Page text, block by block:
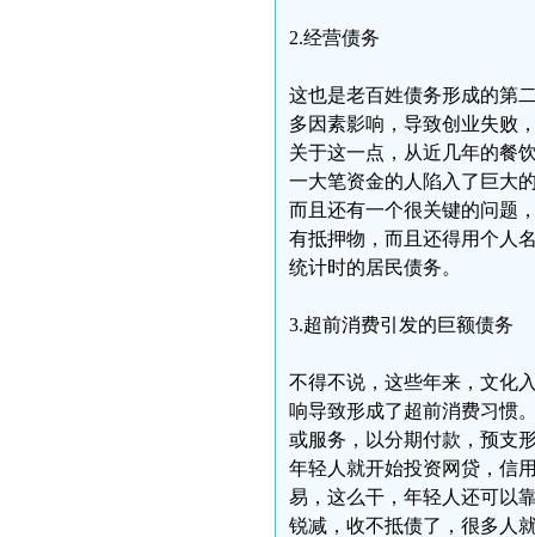
2.经营债务
这也是老百姓债务形成的第
多因素影响，导致创业失败
关于这一点，从近几年的餐
一大笔资金的人陷入了巨大
而且还有一个很关键的问题
有抵押物，而且还得用个人
统计时的居民债务。
3.超前消费引发的巨额债务
不得不说，这些年来，文化
响导致形成了超前消费习惯
或服务，以分期付款，预支
年轻人就开始投资网贷，信
易，这么干，年轻人还可以
锐减，收不抵债了，很多人